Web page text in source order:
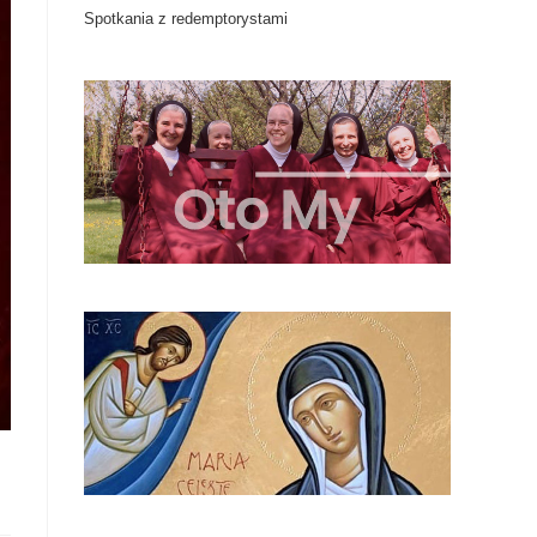
Spotkania z redemptorystami